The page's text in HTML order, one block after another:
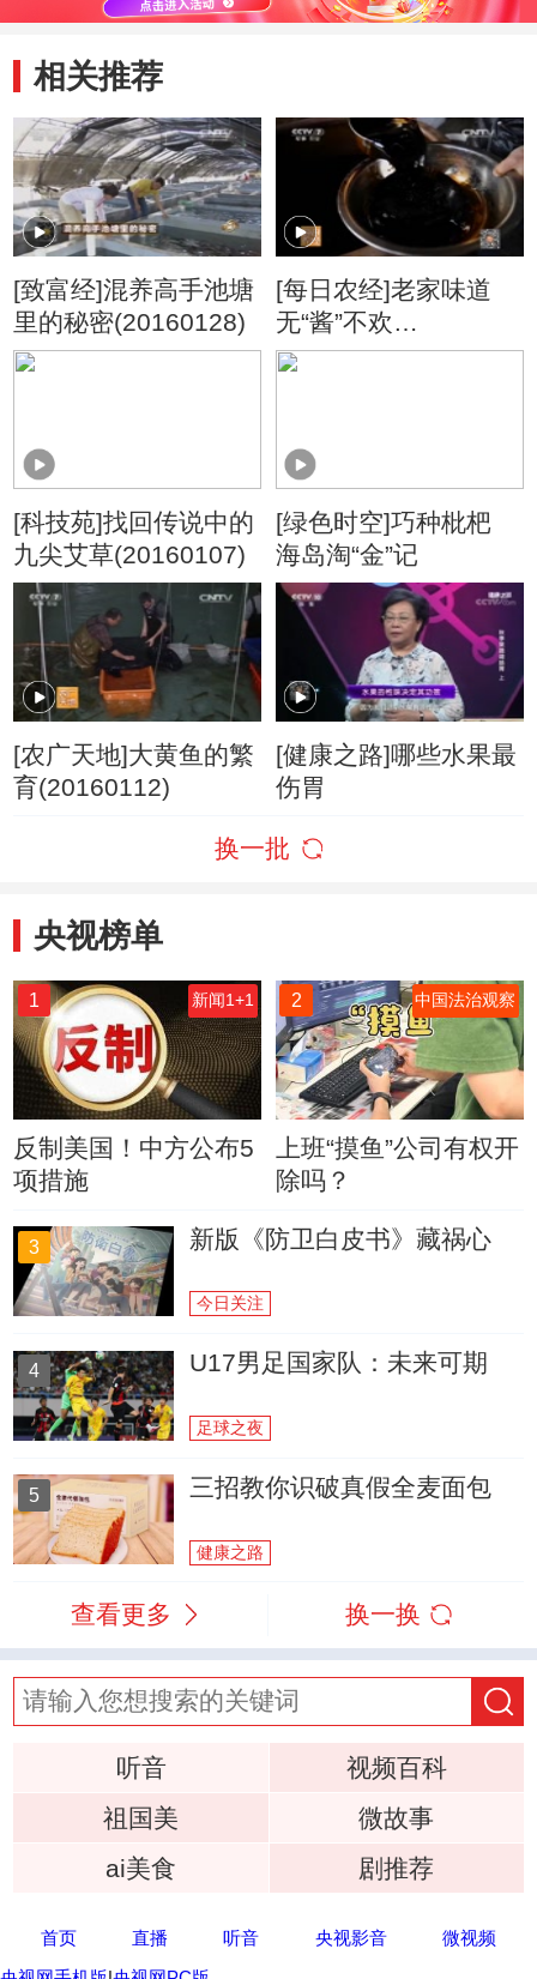
相关推荐
[致富经]混养高手池塘
里的秘密(20160128)
[每日农经]老家味道
无“酱”不欢
(20160127)
[科技苑]找回传说中的
九尖艾草(20160107)
[绿色时空]巧种枇杷
海岛淘“金”记
[农广天地]大黄鱼的繁
育(20160112)
[健康之路]哪些水果最
伤胃
换一批
央视榜单
1 新闻1+1
反制美国！中方公布5
项措施
2 中国法治观察
上班“摸鱼”公司有权开
除吗？
3 新版《防卫白皮书》藏祸心
今日关注
4 U17男足国家队：未来可期
足球之夜
5 三招教你识破真假全麦面包
健康之路
查看更多 换一换
听音
视频百科
祖国美
微故事
ai美食
剧推荐
首页 直播 听音 央视影音
微视频